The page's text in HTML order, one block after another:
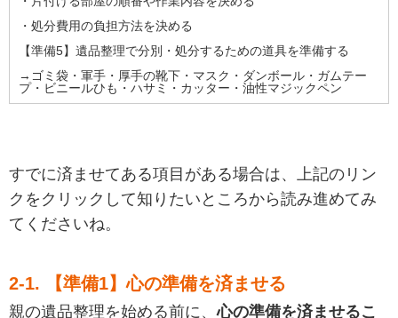
・処分費用の負担方法を決める
【準備5】遺品整理で分別・処分するための道具を準備する
→ゴミ袋・軍手・厚手の靴下・マスク・ダンボール・ガムテー
プ・ビニールひも・ハサミ・カッター・油性マジックペン
すでに済ませてある項目がある場合は、上記のリン
クをクリックして知りたいところから読み進めてみ
てくださいね。
2-1. 【準備1】心の準備を済ませる
親の遺品整理を始める前に、心の準備を済ませるこ